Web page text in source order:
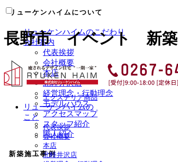
長野市 イベント 新築
エクステリア商品
リューケンハイムの
こと
代表挨拶
会社概要
本店
北軽井沢店
リューケンハイムについて
リューケンハイムのこだわり
会社案内
代表挨拶
会社概要
本店
北軽井沢店
経営理念・行動理念
モデルハウス
アクセスマップ
スタッフ紹介
職人紹介
新築施工事例